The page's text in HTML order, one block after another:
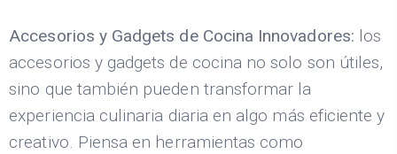
Accesorios y Gadgets de Cocina Innovadores: los
accesorios y gadgets de cocina no solo son útiles,
sino que también pueden transformar la
experiencia culinaria diaria en algo más eficiente y
creativo. Piensa en herramientas como